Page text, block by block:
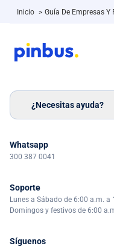
Inicio > Guía De Empresas Y
¿Necesitas ayuda?
Whatsapp
300 387 0041
Soporte
Lunes a Sábado de 6:00 a.m. a
Domingos y festivos de 6:00
Síguenos